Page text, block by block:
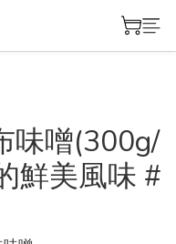
味噌(300g/
鮮美風味 #